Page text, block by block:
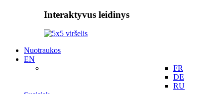
Interaktyvus leidinys
Nuotraukos
EN
FR
DE
RU